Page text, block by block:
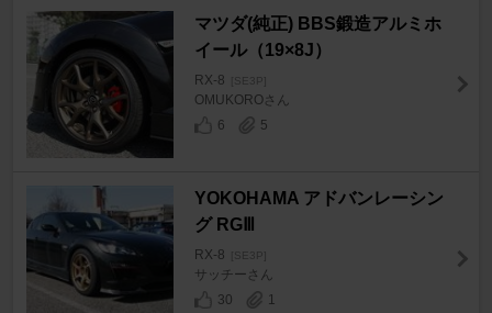
マツダ(純正) BBS鍛造アルミホ
イール（19×8J）
RX-8 [SE3P]
OMUKOROさん
6
5
YOKOHAMA アドバンレーシン
グ RGⅢ
RX-8 [SE3P]
サッチーさん
30
1